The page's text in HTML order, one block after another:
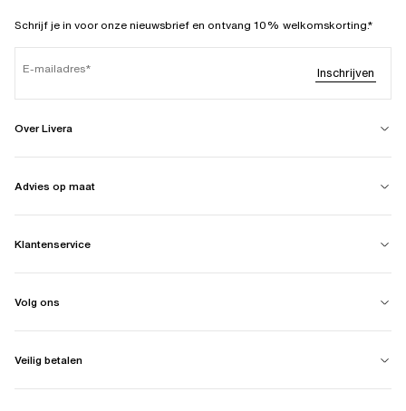
Schrijf je in voor onze nieuwsbrief en ontvang 10% welkomskorting.*
E-mailadres Inschrijven
Over Livera
Advies op maat
Klantenservice
Volg ons
Veilig betalen